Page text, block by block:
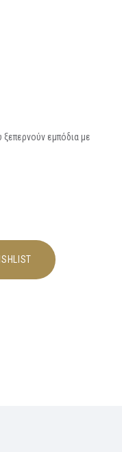
ξεπερνούν εμπόδια με